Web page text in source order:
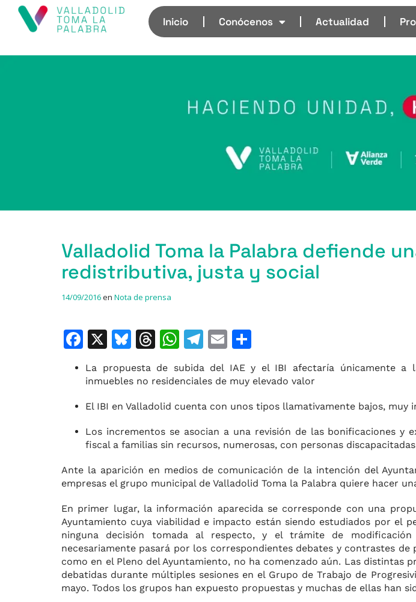
Inicio Conócenos Actualidad
Valladolid Toma la Palabra defiende
redistributiva, justa y social
14/09/2016en Nota de prensa
F
a
c
e
b
o
o
k
X
Bl
e
s
k
y
T
h
re
a
d
s
W
h
at
A
p
p
T
el
e
a
m
E
m
ai m
p
ar
ti
r
La propuesta de subida del IAE y el IBI afectaría únicamente a
inmuebles no residenciales de muy elevado valor
El IBI en Valladolid cuenta con unos tipos llamativamente bajos, muy
Los incrementos se asocian a una revisión de las bonificaciones y
fiscal a familias sin recursos, numerosas, con personas
Ante la aparición en medios de comunicación de la intención del
empresas el grupo municipal de Valladolid Toma la Palabra quiere hacer
En primer lugar, la información aparecida se corresponde con una
Ayuntamiento cuya viabilidad e impacto están siendo estudiados por el
ninguna decisión tomada al respecto, y el trámite de
necesariamente pasará por los correspondientes debates y contrastes
como en el Pleno del Ayuntamiento, no ha comenzado aún. Las distintas
debatidas durante múltiples sesiones en el Grupo de Trabajo de
mayo. Todos los grupos han expuesto propuestas y muchas de ellas han